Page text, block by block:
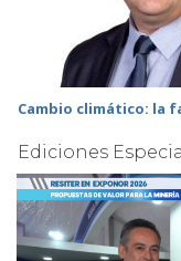
Cambio climático: la
Ediciones